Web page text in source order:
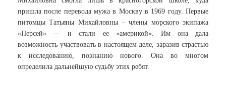
пришла после перевода мужа в Москву в 1969 году. Первые
питомцы Татьяны Михайловны – члены морского экипажа
«Персей» — и стали ее «америкой». Им она дала
возможность участвовать в настоящем деле, заразив страстью
к исследованию, познанию нового. Она во многом
определила дальнейшую судьбу этих ребят.